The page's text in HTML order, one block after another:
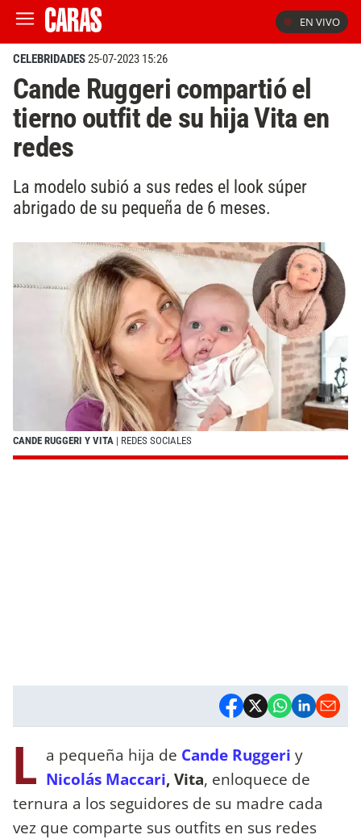
EN VIVO
CELEBRIDADES25-07-2023 15:26
Cande Ruggeri compartió el
tierno outfit de su hija Vita en
redes
La modelo subió a sus redes el look súper
abrigado de su pequeña de 6 meses.
CANDE RUGGERI Y VITA | REDES SOCIALES
L a pequeña hija de Cande Ruggeri y
Nicolás Maccari, Vita, enloquece de
ternura a los seguidores de su madre cada
vez que comparte sus outfits en sus redes